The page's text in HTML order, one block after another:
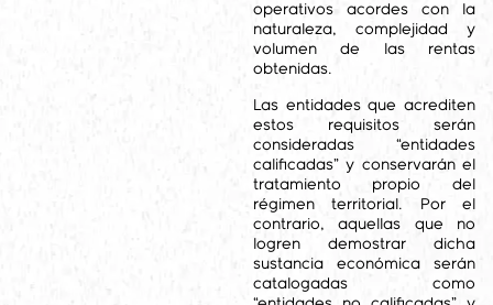
operativos acordes con la
naturaleza, complejidad y
volumen de las rentas
obtenidas.
Las entidades que acrediten
estos requisitos serán
consideradas “entidades
calificadas” y conservarán el
tratamiento propio del
régimen territorial. Por el
contrario, aquellas que no
logren demostrar dicha
sustancia económica serán
catalogadas como